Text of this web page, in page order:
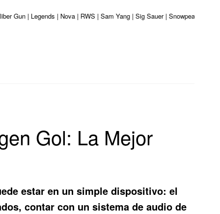
| Legends | Nova | RWS | Sam Yang | Sig Sauer | Snowpeak |
Gol: La Mejor
estar en un simple dispositivo: el
contar con un sistema de audio de